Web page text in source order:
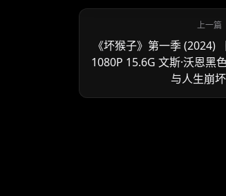
《坏猴子》第一季 (2024)
1080P 15.6G 文斯·沃恩黑
与人生崩